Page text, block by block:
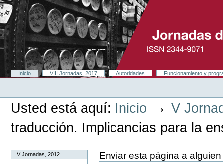
Cambiar
a
contenido.
|
Saltar
navegación
Secciones
Inicio VIII Jornadas, 2017 Autoridades
Funcionamiento y
Herramientas
Usted está aquí: Inicio →V
traducción. Implicancias para la
V Jornadas, 2012 Enviar esta página a alguien